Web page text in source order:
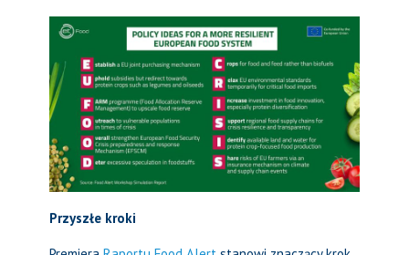
Przyszłe kroki